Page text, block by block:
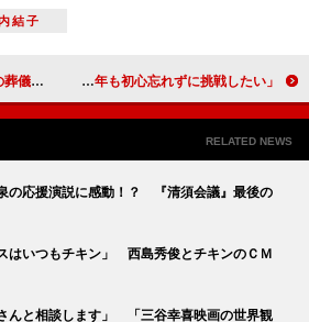
結子
がとう」 蛯原友里、憧れのクリスマスは海外のイルミネーション 「来年も初心忘れずに挑戦したい」
RELATED NEWS
の応援演説に感動！？ 『清須会議』最後の
はいつもチキン」 西島秀俊とチキンのＣＭ
んと相談します」 「三谷幸喜映画の世界観